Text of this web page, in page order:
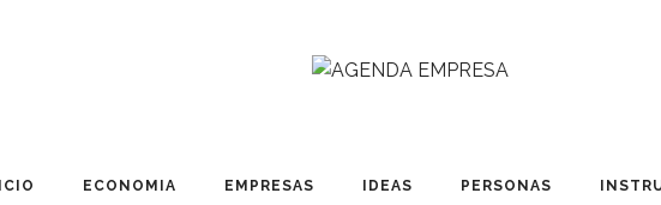
ECONOMIA EMPRESAS IDEAS PERSONAS